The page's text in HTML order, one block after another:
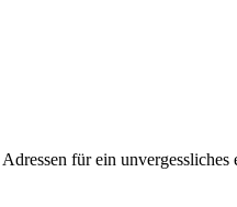
für ein unvergessliches